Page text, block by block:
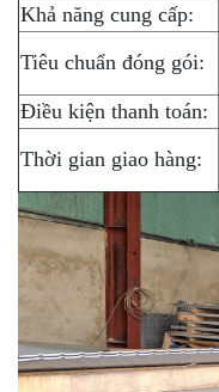
Khả năng cung cấp:
Tiêu chuẩn đóng gói:
Điều kiện thanh toán:
Thời gian giao hàng: